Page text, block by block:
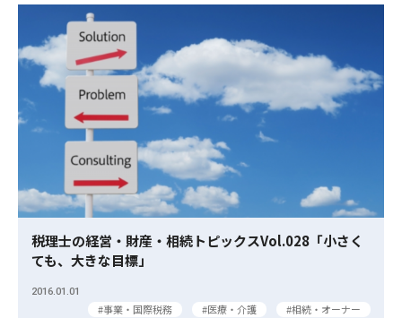
税理士の経営・財産・相続トピックスVol.028「小さく
ても、大きな目標」
2016.01.01
事業・国際税務 医療・介護 相続・オーナー